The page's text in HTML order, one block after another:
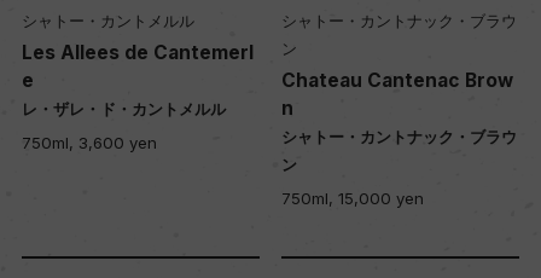
シャトー・カントメルル
Les Allees de Cantemerl
e
レ・ザレ・ド・カントメルル
750ml, 3,600 yen
シャトー・カントナック・ブラウ
ン
Chateau Cantenac Brow
n
シャトー・カントナック・ブラウ
ン
750ml, 15,000 yen